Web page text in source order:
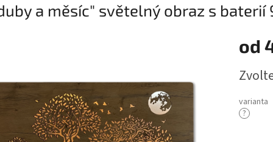
a měsíc" světelný obraz s baterií
od
cena:
varianta
?